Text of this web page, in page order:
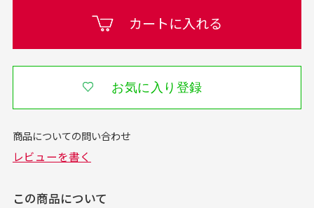
カートに入れる
お気に入り登録
この商品について